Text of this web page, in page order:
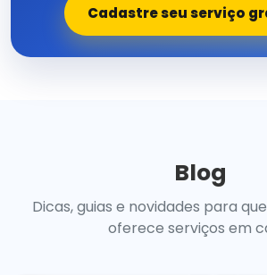
Cadastre seu serviço
Blog
Dicas, guias e novidades para
oferece serviços em